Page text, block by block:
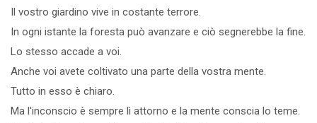
Il vostro giardino vive in costante terrore.
In ogni istante la foresta può avanzare e ciò segnerebbe la fine.
Lo stesso accade a voi.
Anche voi avete coltivato una parte della vostra mente.
Tutto in esso è chiaro.
Ma l'inconscio è sempre lì attorno e la mente conscia lo teme.